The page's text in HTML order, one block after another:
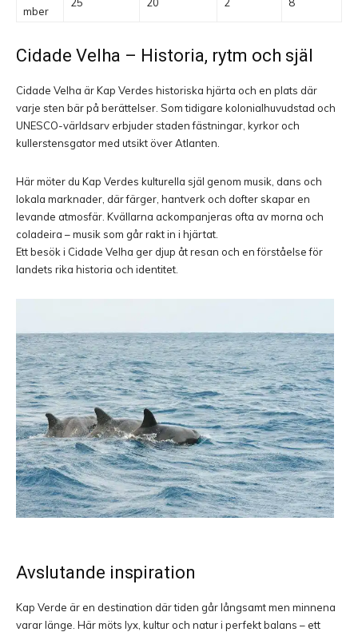
mber
Cidade Velha – Historia, rytm och själ
Cidade Velha är Kap Verdes historiska hjärta och en plats där
varje sten bär på berättelser. Som tidigare kolonialhuvudstad och
UNESCO-världsarv erbjuder staden fästningar, kyrkor och
kullerstensgator med utsikt över Atlanten.
Här möter du Kap Verdes kulturella själ genom musik, dans och
lokala marknader, där färger, hantverk och dofter skapar en
levande atmosfär. Kvällarna ackompanjeras ofta av morna och
coladeira – musik som går rakt in i hjärtat.
Ett besök i Cidade Velha ger djup åt resan och en förståelse för
landets rika historia och identitet.
Avslutande inspiration
Kap Verde är en destination där tiden går långsamt men minnena
varar länge. Här möts lyx, kultur och natur i perfekt balans – ett